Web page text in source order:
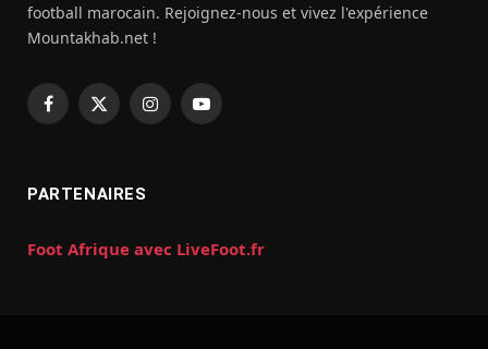
football marocain. Rejoignez-nous et vivez l'expérience
Mountakhab.net !
Facebook
X
InstagramYouTube
PARTENAIRES
Foot Afrique avec LiveFoot.fr